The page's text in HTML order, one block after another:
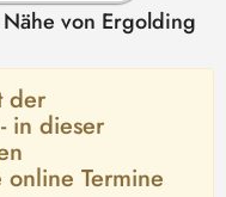
von Ergolding
der
in dieser
Termine